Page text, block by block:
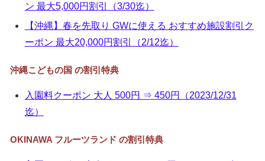
ン 最大5,000円割引（3/30迄）
【沖縄】春を先取り GWに使える おすすめ施設割引ク
ーポン 最大20,000円割引（2/12迄）
沖縄こどもの国 の割引特典
入園料クーポン 大人 500円 ⇒ 450円（2023/12/31
迄）
OKINAWA フルーツランド の割引特典